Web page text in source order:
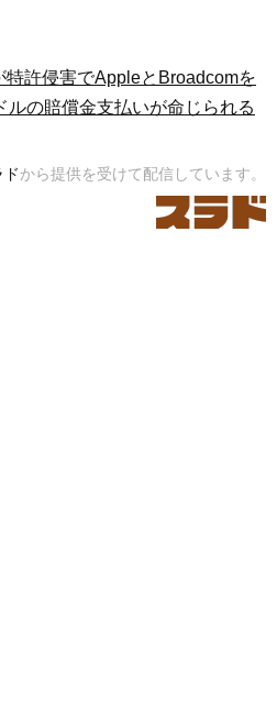
許侵害でAppleとBroadcomを
の賠償金支払いが命じられる
ドから提供を受けて配信しています。